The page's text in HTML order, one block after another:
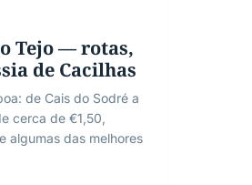
Tejo — rotas,
de Cacilhas
de Cais do Sodré a
cerca de €1,50,
algumas das melhores